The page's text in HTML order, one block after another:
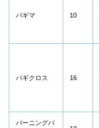
バギマ 10
バギクロス 16
バーニングバ